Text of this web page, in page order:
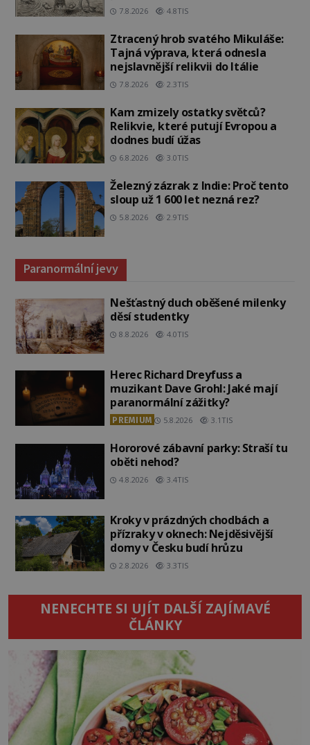
7.8.2026 4.8TIS
Ztracený hrob svatého Mikuláše:
Tajná výprava, která odnesla
nejslavnější relikvii do Itálie
7.8.2026 2.3TIS
Kam zmizely ostatky světců?
Relikvie, které putují Evropou a
dodnes budí úžas
6.8.2026 3.0TIS
Železný zázrak z Indie: Proč tento
sloup už 1 600 let nezná rez?
5.8.2026 2.9TIS
Paranormální jevy
Nešťastný duch oběšené milenky
děsí studentky
8.8.2026 4.0TIS
Herec Richard Dreyfuss a
muzikant Dave Grohl: Jaké mají
paranormální zážitky?
PREMIUM 5.8.2026 3.1TIS
Hororové zábavní parky: Straší tu
oběti nehod?
4.8.2026 3.4TIS
Kroky v prázdných chodbách a
přízraky v oknech: Nejděsivější
domy v Česku budí hrůzu
2.8.2026 3.3TIS
NENECHTE SI UJÍT DALŠÍ ZAJÍMAVÉ
ČLÁNKY